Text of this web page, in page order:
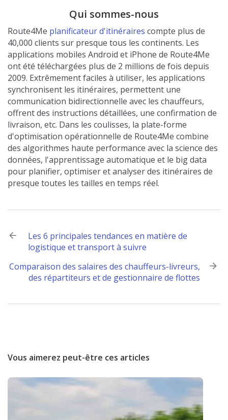
Qui sommes-nous
Route4Me planificateur d'itinéraires compte plus de
40,000 clients sur presque tous les continents. Les
applications mobiles Android et iPhone de Route4Me
ont été téléchargées plus de 2 millions de fois depuis
2009. Extrêmement faciles à utiliser, les applications
synchronisent les itinéraires, permettent une
communication bidirectionnelle avec les chauffeurs,
offrent des instructions détaillées, une confirmation de
livraison, etc. Dans les coulisses, la plate-forme
d'optimisation opérationnelle de Route4Me combine
des algorithmes haute performance avec la science des
données, l'apprentissage automatique et le big data
pour planifier, optimiser et analyser des itinéraires de
presque toutes les tailles en temps réel.
Post
navigation
Les 6 principales tendances en matière de
logistique et transport à suivre
Comparaison des salaires des chauffeurs-livreurs,
des répartiteurs et de gestionnaire de flottes
Vous aimerez peut-être ces articles